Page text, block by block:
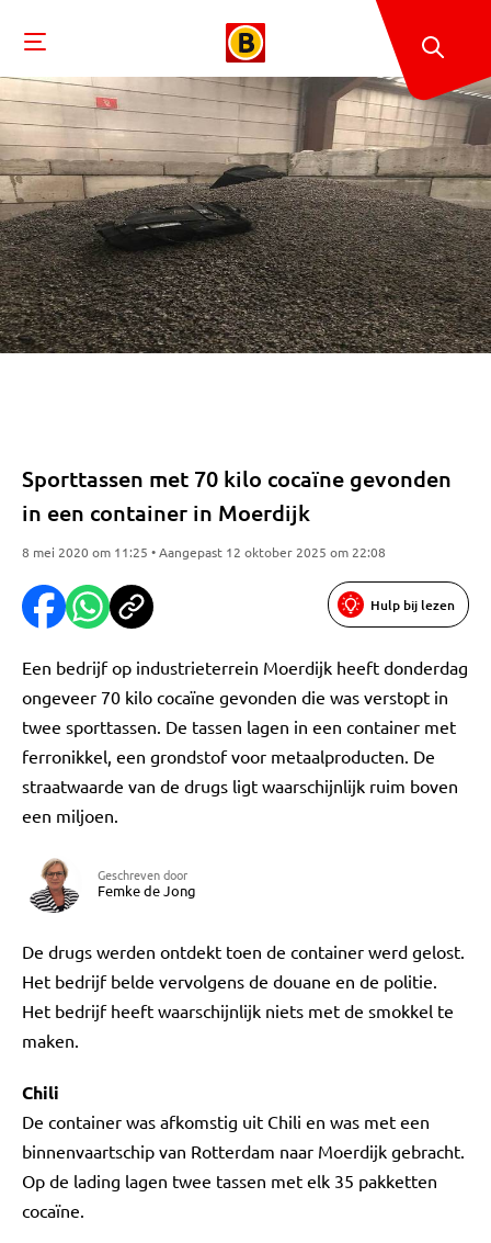
Sporttassen met 70 kilo cocaïne gevonden
in een container in Moerdijk
8 mei 2020 om 11:25 • Aangepast 12 oktober 2025 om 22:08
Hulp bij lezen
Een bedrijf op industrieterrein Moerdijk heeft donderdag
ongeveer 70 kilo cocaïne gevonden die was verstopt in
twee sporttassen. De tassen lagen in een container met
ferronikkel, een grondstof voor metaalproducten. De
straatwaarde van de drugs ligt waarschijnlijk ruim boven
een miljoen.
Geschreven door
Femke de Jong
De drugs werden ontdekt toen de container werd gelost.
Het bedrijf belde vervolgens de douane en de politie.
Het bedrijf heeft waarschijnlijk niets met de smokkel te
maken.
Chili
De container was afkomstig uit Chili en was met een
binnenvaartschip van Rotterdam naar Moerdijk gebracht.
Op de lading lagen twee tassen met elk 35 pakketten
cocaïne.